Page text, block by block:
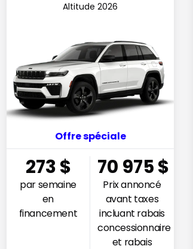
Altitude 2026
Offre spéciale
273$
par semaine
en
financement
70 975$
Prix annoncé
avant taxes
incluant rabais
concessionnaire
et rabais